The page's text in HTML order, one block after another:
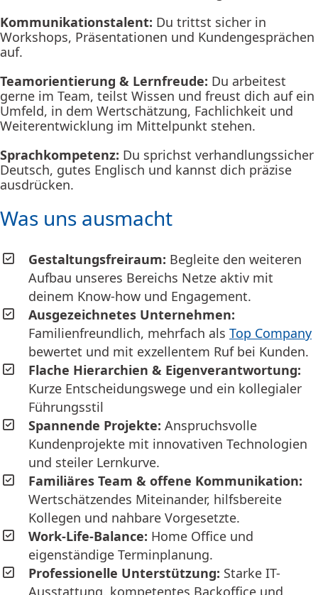
Kommunikationstalent: Du trittst sicher in
Workshops, Präsentationen und Kundengesprächen
auf.
Teamorientierung & Lernfreude: Du arbeitest
gerne im Team, teilst Wissen und freust dich auf ein
Umfeld, in dem Wertschätzung, Fachlichkeit und
Weiterentwicklung im Mittelpunkt stehen.
Sprachkompetenz: Du sprichst verhandlungssicher
Deutsch, gutes Englisch und kannst dich präzise
ausdrücken.
Was uns ausmacht
Gestaltungsfreiraum: Begleite den weiteren
Aufbau unseres Bereichs Netze aktiv mit
deinem Know-how und Engagement.
Ausgezeichnetes Unternehmen:
Familienfreundlich, mehrfach als Top Company
bewertet und mit exzellentem Ruf bei Kunden.
Flache Hierarchien & Eigenverantwortung:
Kurze Entscheidungswege und ein kollegialer
Führungsstil
Spannende Projekte: Anspruchsvolle
Kundenprojekte mit innovativen Technologien
und steiler Lernkurve.
Familiäres Team & offene Kommunikation:
Wertschätzendes Miteinander, hilfsbereite
Kollegen und nahbare Vorgesetzte.
Work-Life-Balance: Home Office und
eigenständige Terminplanung.
Professionelle Unterstützung: Starke IT-
Ausstattung, kompetentes Backoffice und